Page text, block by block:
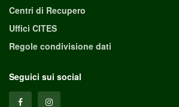
Centri di Recupero
Uffici CITES
Regole condivisione dati
Seguici sui social